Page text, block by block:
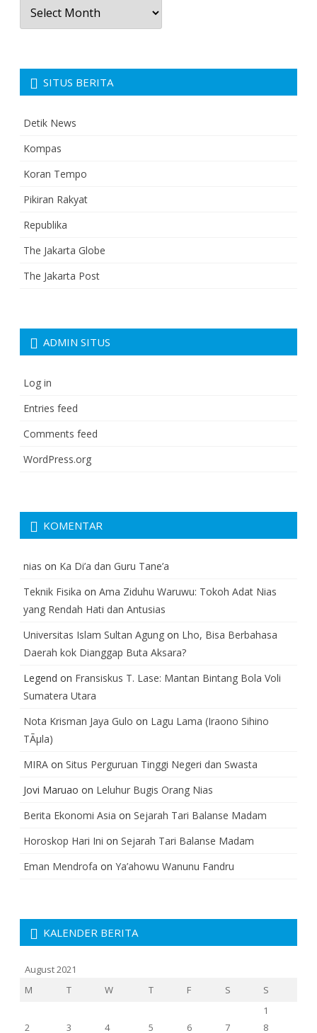
Berita
SITUS BERITA
Detik News
Kompas
Koran Tempo
Pikiran Rakyat
Republika
The Jakarta Globe
The Jakarta Post
ADMIN SITUS
Log in
Entries feed
Comments feed
WordPress.org
KOMENTAR
nias on Ka Di’a dan Guru Tane’a
Teknik Fisika on Ama Ziduhu Waruwu: Tokoh Adat Nias
yang Rendah Hati dan Antusias
Universitas Islam Sultan Agung on Lho, Bisa Berbahasa
Daerah kok Dianggap Buta Aksara?
Legend on Fransiskus T. Lase: Mantan Bintang Bola Voli
Sumatera Utara
Nota Krisman Jaya Gulo on Lagu Lama (Iraono Sihino
TÃµla)
MIRA on Situs Perguruan Tinggi Negeri dan Swasta
Jovi Maruao on Leluhur Bugis Orang Nias
Berita Ekonomi Asia on Sejarah Tari Balanse Madam
Horoskop Hari Ini on Sejarah Tari Balanse Madam
Eman Mendrofa on Ya’ahowu Wanunu Fandru
KALENDER BERITA
August 2021
M
T W T F S
S
1
2
3 4 5 6 7 8